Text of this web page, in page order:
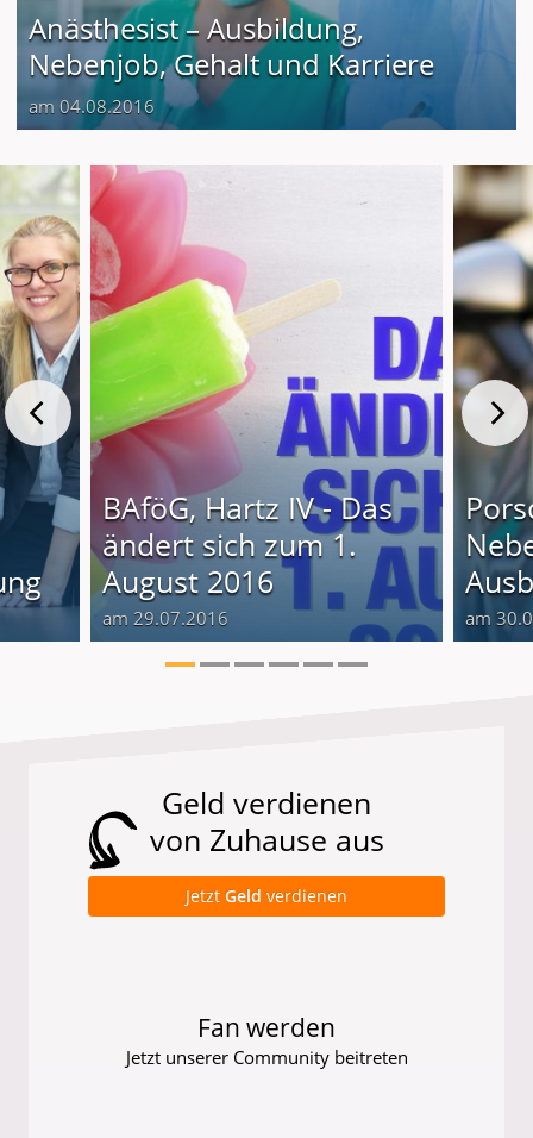
Anästhesist – Ausbildung,
Nebenjob, Gehalt und Karriere
am 04.08.2016
BAföG, Hartz IV - Das
ändert sich zum 1.
August 2016
am 29.07.2016 am
Geld verdienen
von Zuhause aus
Jetzt Geld verdienen
Fan werden
Jetzt unserer Community beitreten